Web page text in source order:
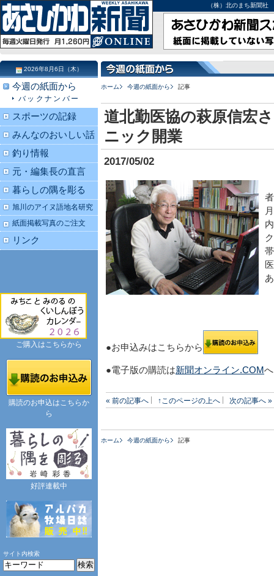
（株）北のまち新聞
ホーム 今週の紙面から 記事
道北勤医協の萩原信宏
ニック開業
2017/05/02
●お申込みはこちらから
●電子版の購読は新聞オンライン.COMへ
« 前の記事へ ↑このページの上へ 次の記事へ »
ホーム 今週の紙面から 記事
2026年8月6日（木）
今週の紙面から
バックナンバー
スポーツの記録
みんなのおいしい話
釣り情報
元・編集長の直言
暮らしの隅を彫る
旭川のアイヌ語地名研究
紙面掲載写真のご注文
リンク
ご購入はこちらから
購読のお申込はこちらか
ら
好評連載中
サイト内検索